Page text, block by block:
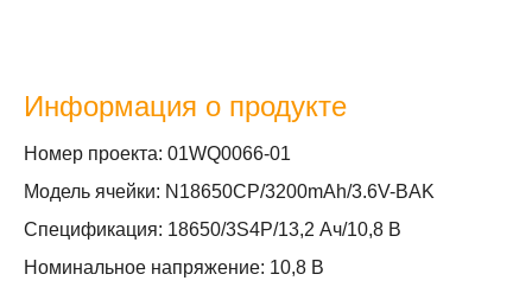
Информация о продукте
Номер проекта: 01WQ0066-01
Модель ячейки: N18650CP/3200mAh/3.6V-BAK
Спецификация: 18650/3S4P/13,2 Ач/10,8 В
Номинальное напряжение: 10,8 В